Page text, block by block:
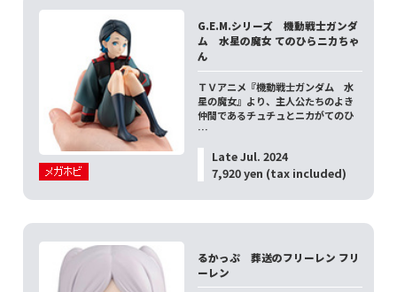
G.E.M.シリーズ 機動戦士ガンダ
ム 水星の魔女 てのひらニカちゃ
ん
ＴＶアニメ『機動戦士ガンダム 水
星の魔女』より、主人公たちのよき
仲間であるチュチュとニカがてのひ
…
Late Jul. 2024
7,920 yen (tax included)
るかっぷ 葬送のフリーレン フリ
ーレン